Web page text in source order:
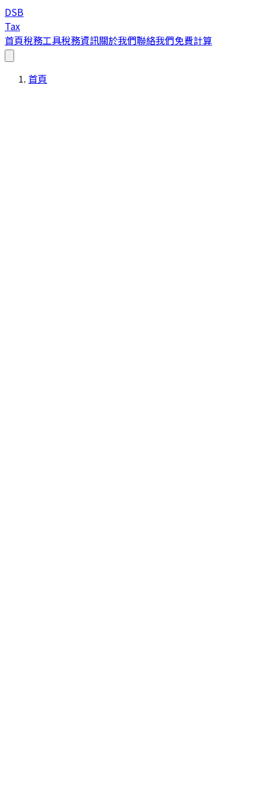
DSB
Tax
首頁稅務工具稅務資訊關於我們聯絡我們免費計算
首頁